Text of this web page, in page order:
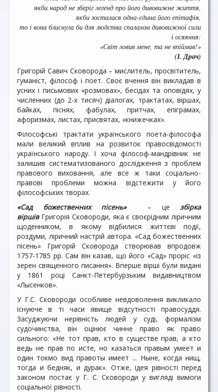
якби народ не зберіг легенд про його дивовижне життя,
якби зосталася одна-єдина його епітафія,
то і вона блиснула би для людства спалахом дивовижної сили
і осяяння:
«Світ ловив мене, та не впіймав!»
(І. Драч)
Григорій Савич Сковорода – мислитель, просвітитель,
гуманіст, філософ і поет. Своє вчення він викладав в
усних і письмових «розмовах», бесідах та оповідях, у
численних (до 2-х тисяч) діалогах, трактатах, віршах,
байках, піснях, фабулах, притчах, епіграмах,
афоризмах, листах, присвятах, «книжечках».
Філософські трактати українського поета-філософа
мали великий вплив на розвиток правосвідомості
українського народу. І хоча філософ-мандрівник не
залишив систематизованого дослідження з проблем
правового виховання, але все ж таки соціально-
правові проблеми можна відстежити у його
філософських творах.
«Сад божественних пісень»
– це збірка
віршівГригорія Сковороди, яка є своєрідним ліричним
щоденником, в якому відбилися життєві події,
роздуми, ліричний настрій автора. «Сад божественних
пісень» Григорій Сковорода створював впродовж
1757-1785 рр. Сам він казав, що його «Сад» проріс «із
зерен священного писання». Вперше вірші були видані
у 1861 році Санкт-Петербурзьким видавництвом
«Лысенков».
У Г.С. Сковороди особливе невдоволення викликало
існуюче в ті часи явище відсутності правосуддя.
Засуджуючи нерівність людей у суді, формалізм
судочинства, він оцінює чинне право як право
сильного: «Не тот прав, кто в существе прав, а кто
ведь не прав по исте, но казаться правым умеет и
один токмо вид правоты имеет ... Ныне, когда нищ,
тогда и бедняк, и дурак». Отже, ідея рівності перед
законом постає у Г. С. Сковороди у вигляді вимоги
соціальної рівності.